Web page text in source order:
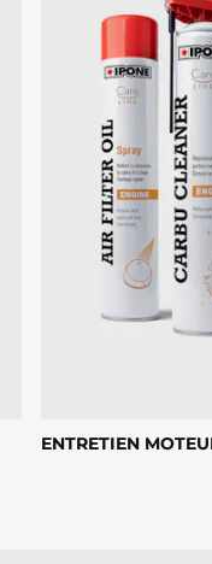
ENTRETIEN